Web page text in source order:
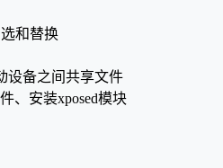
和替换
设备之间共享文件
、安装xposed模块